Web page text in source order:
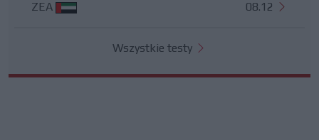
ZEA 08.12
Wszystkie testy